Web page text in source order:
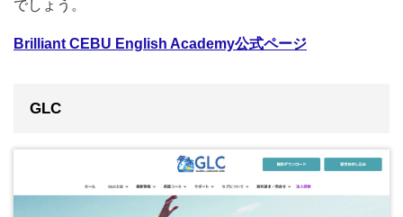
でしょう。
Brilliant CEBU English Academy公式ページ
GLC